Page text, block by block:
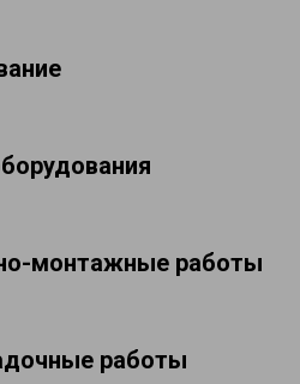
монтажные работы
работы